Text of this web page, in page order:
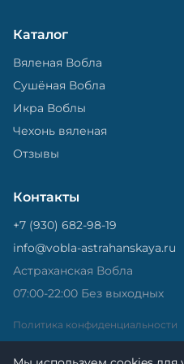
Каталог
Вяленая Вобла
Сушёная Вобла
Икра Воблы
Чехонь вяленая
Отзывы
Контакты
+7 (930) 682-98-19
info@vobla-astrahanskaya.ru
Астраханская Вобла
07:00-22:00 Без выходных
Политика конфиденциальности